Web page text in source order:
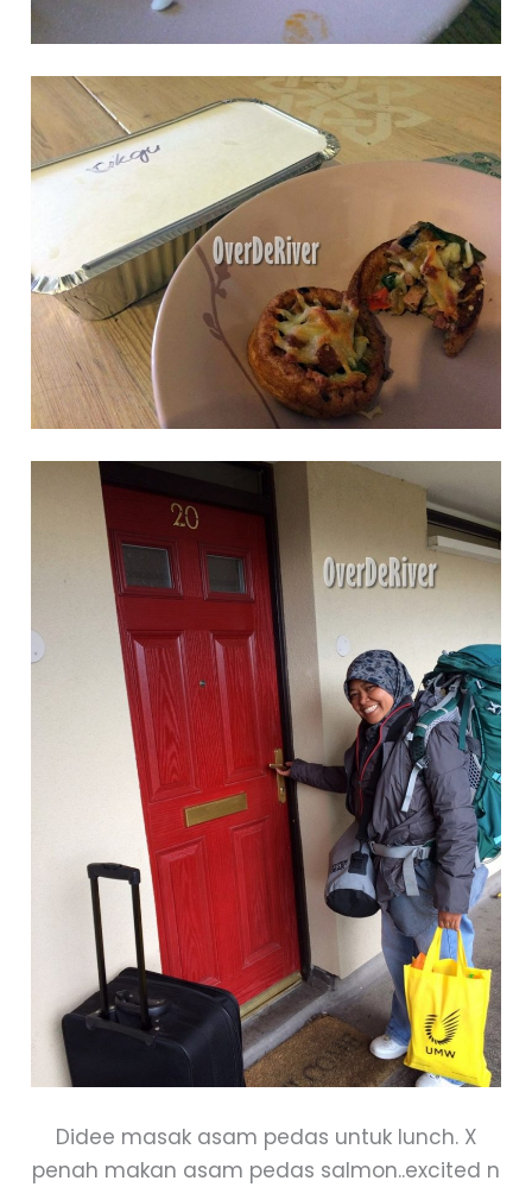
Didee masak asam pedas untuk lunch. X
penah makan asam pedas salmon..excited n